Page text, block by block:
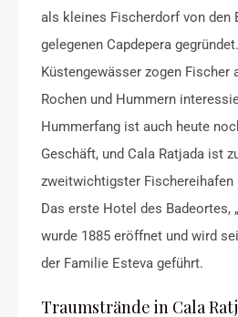
als kleines Fischerdorf von den
gelegenen Capdepera
Küstengewässer zogen Fischer
Rochen und Hummern
Hummerfang ist auch heute
Geschäft, und Cala Ratjada ist
zweitwichtigster
Das erste Hotel des Badeortes,
wurde 1885 eröffnet und wird
der Familie Esteva geführt.
Traumstrände in Cala